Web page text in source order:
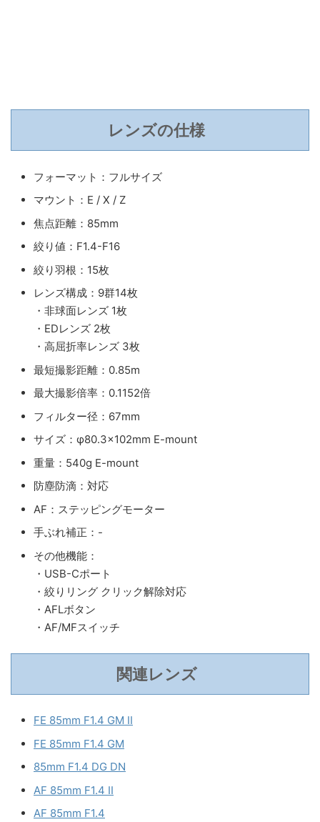
レンズの仕様
フォーマット：フルサイズ
マウント：E / X / Z
焦点距離：85mm
絞り値：F1.4-F16
絞り羽根：15枚
レンズ構成：9群14枚
・非球面レンズ 1枚
・EDレンズ 2枚
・高屈折率レンズ 3枚
最短撮影距離：0.85m
最大撮影倍率：0.1152倍
フィルター径：67mm
サイズ：φ80.3×102mm E-mount
重量：540g E-mount
防塵防滴：対応
AF：ステッピングモーター
手ぶれ補正：-
その他機能：
・USB-Cポート
・絞りリング クリック解除対応
・AFLボタン
・AF/MFスイッチ
関連レンズ
FE 85mm F1.4 GM II
FE 85mm F1.4 GM
85mm F1.4 DG DN
AF 85mm F1.4 II
AF 85mm F1.4